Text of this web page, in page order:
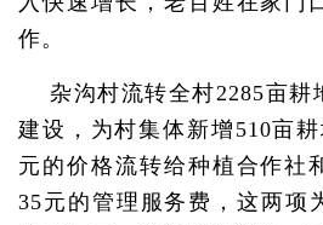
作。
杂沟村流转全村2285亩耕
建设，为村集体新增510亩
元的价格流转给种植合作社
35元的管理服务费，这两项